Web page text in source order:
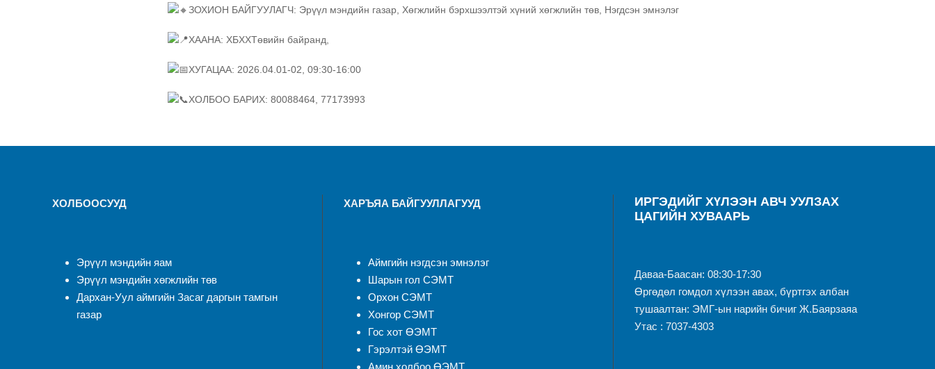
ЗОХИОН БАЙГУУЛАГЧ: Эрүүл мэндийн газар, Хөгжлийн бэрхшээлтэй хүний хөгжлийн төв, Нэгдсэн эмнэлэг
ХААНА: ХБХХТөвийн байранд,
ХУГАЦАА: 2026.04.01-02, 09:30-16:00
ХОЛБОО БАРИХ: 80088464, 77173993
ХОЛБООСУУД
Эрүүл мэндийн яам
Эрүүл мэндийн хөгжлийн төв
Дархан-Уул аймгийн Засаг даргын тамгын
газар
ХАРЪЯА БАЙГУУЛЛАГУУД
Аймгийн нэгдсэн эмнэлэг
Шарын гол СЭМТ
Орхон СЭМТ
Хонгор СЭМТ
Гос хот ӨЭМТ
Гэрэлтэй ӨЭМТ
ИРГЭДИЙГ ХҮЛЭЭН АВЧ УУЛЗАХ
ЦАГИЙН ХУВААРЬ
Даваа-Баасан: 08:30-17:30
Өргөдөл гомдол хүлээн авах, бүртгэх албан
тушаалтан: ЭМГ-ын нарийн бичиг Ж.Баярзаяа
Утас : 7037-4303